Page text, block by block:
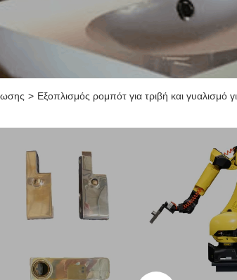
> Εξοπλισμός ρομπότ για τριβή και γυαλισμό